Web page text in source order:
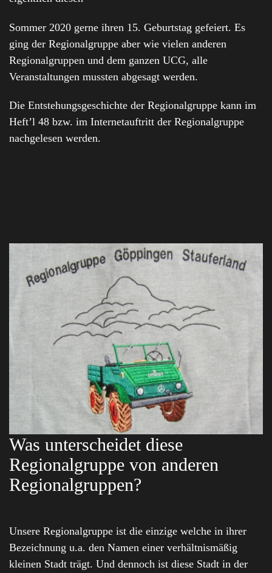
Sommer 2020 gerne ihren 15. Geburtstag gefeiert. Es
ging der Regionalgruppe aber wie vielen anderen
Regionalgruppen und dem ganzen UCG, alle
Veranstaltungen mussten abgesagt werden.
Die Entstehungsgeschichte der Regionalgruppe kann im
Heft’l 48 bzw. im Internetauftritt der Regionalgruppe
nachgelesen werden.
Was unterscheidet diese
Regionalgruppe von anderen
Regionalgruppen?
Unsere Regionalgruppe ist die einzige welche in ihrer
Bezeichnung u.a. den Namen einer verhältnismäßig
kleinen Stadt trägt. Und dennoch ist diese Stadt in der